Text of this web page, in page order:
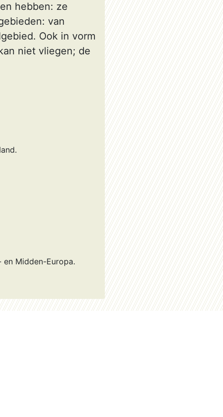
hebben: ze
van
Ook in vorm
niet vliegen; de
Midden-Europa.